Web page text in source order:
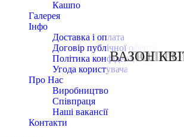
Кашпо
Галерея
Інфо
Доставка і оплата
Договір публічної оферти
Політика конфіденційності
Угода користувача
Про Нас
Виробництво
Співпраця
Наші вакансії
Контакти
ВАЗОН